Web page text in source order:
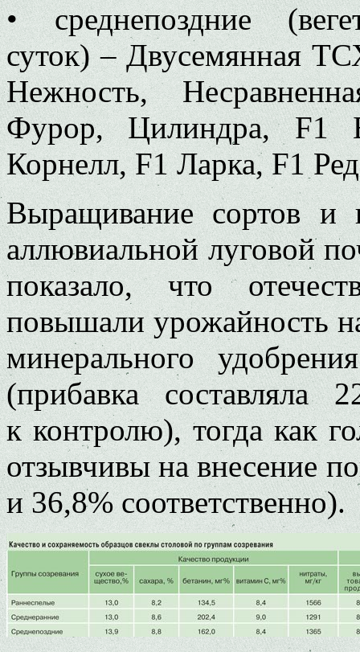
• среднепоздние
суток) – Двусемянная
Нежность,
Фурор, Цилиндра, F1
Корнелл, F1 Ларка, F1
Выращивание сортов и
аллювиальной луговой
показало, что
повышали урожайность
минерального
(прибавка
к контролю), тогда как
отзывчивы на внесение
и 36,8% соответственно).